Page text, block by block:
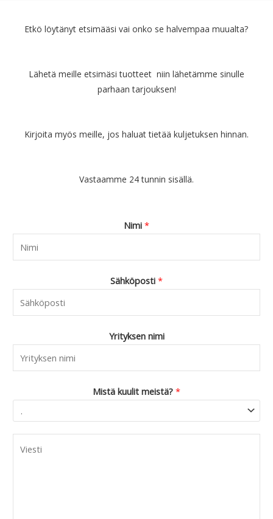
Etkö löytänyt etsimääsi vai onko se halvempaa muualta?
Lähetä meille etsimäsi tuotteet niin lähetämme sinulle
parhaan tarjouksen!
Kirjoita myös meille, jos haluat tietää kuljetuksen hinnan.
Vastaamme 24 tunnin sisällä.
Nimi *
Sähköposti *
Yrityksen nimi
Mistä kuulit meistä? *